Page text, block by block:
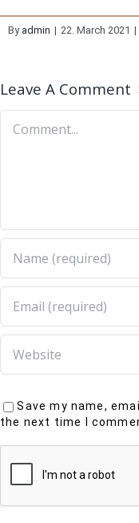
By admin | 22. March 2021 |
Leave A Comment
Save my name,
the next time I